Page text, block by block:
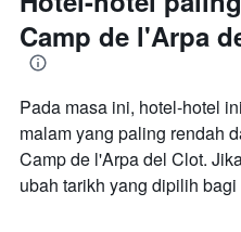
memaparkan
harga
purata
hujung
minggu
yang
ditemui
X
yang
memaparkan
bilangan
sebelum
penginapan
Carta
mempunyai
1
Camp de l'Arpa
Pada masa ini, hotel-hotel
malam yang paling rendah
Camp de l'Arpa del Clot.
ubah tarikh yang dipilih